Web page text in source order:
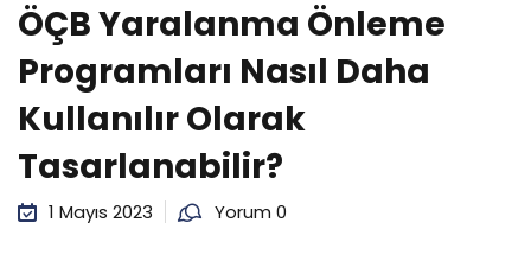
ÖÇB Yaralanma Önleme
Programları Nasıl Daha
Kullanılır Olarak
Tasarlanabilir?
1 Mayıs 2023 Yorum 0
Hesabın yok mu? Kayıt Ol